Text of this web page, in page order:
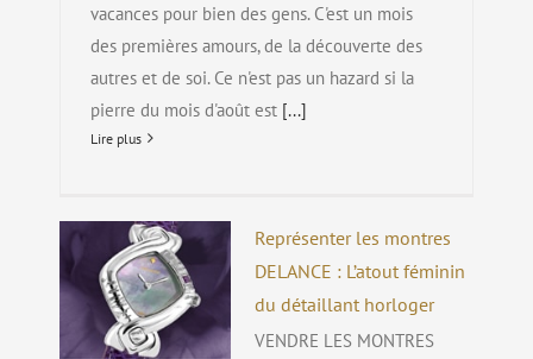
vacances pour bien des gens. C'est un mois
des premières amours, de la découverte des
autres et de soi. Ce n'est pas un hazard si la
pierre du mois d'août est [...]
Lire plus
Représenter les montres
DELANCE : L’atout féminin
du détaillant horloger
VENDRE LES MONTRES